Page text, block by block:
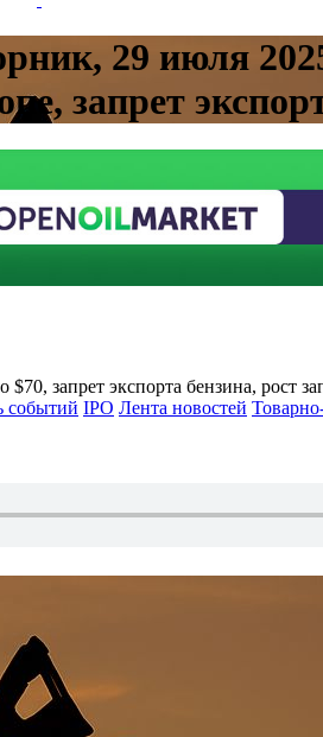
29 июля
запрет
запрет экспорта бензина, рост
событий IPO Лента новостей